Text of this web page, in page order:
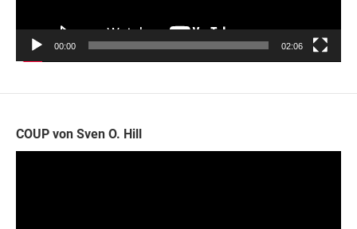
00:00 02:06
COUP von Sven O. Hill